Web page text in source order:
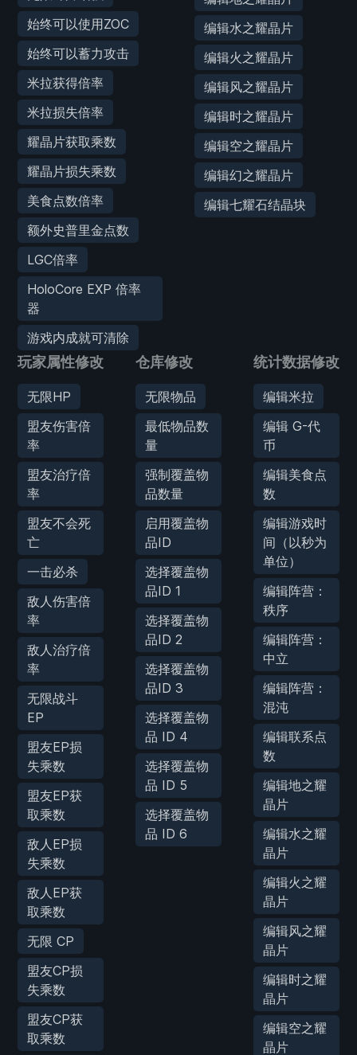
始终可以使用ZOC
始终可以蓄力攻击
米拉获得倍率
米拉损失倍率
耀晶片获取乘数
耀晶片损失乘数
美食点数倍率
额外史普里金点数
LGC倍率
HoloCore EXP 倍率
器
游戏内成就可清除
编辑水之耀晶片
编辑火之耀晶片
编辑风之耀晶片
编辑时之耀晶片
编辑空之耀晶片
编辑幻之耀晶片
编辑七耀石结晶块
玩家属性修改
无限HP
盟友伤害倍
率
盟友治疗倍
率
盟友不会死
亡
一击必杀
敌人伤害倍
率
敌人治疗倍
率
无限战斗
EP
盟友EP损
失乘数
盟友EP获
取乘数
敌人EP损
失乘数
敌人EP获
取乘数
无限 CP
盟友CP损
失乘数
盟友CP获
取乘数
仓库修改
无限物品
最低物品数
量
强制覆盖物
品数量
启用覆盖物
品ID
选择覆盖物
品ID 1
选择覆盖物
品ID 2
选择覆盖物
品ID 3
选择覆盖物
品 ID 4
选择覆盖物
品 ID 5
选择覆盖物
品 ID 6
统计数据修改
编辑米拉
编辑 G-代
币
编辑美食点
数
编辑游戏时
间（以秒为
单位）
编辑阵营：
秩序
编辑阵营：
中立
编辑阵营：
混沌
编辑联系点
数
编辑地之耀
晶片
编辑水之耀
晶片
编辑火之耀
晶片
编辑风之耀
晶片
编辑时之耀
晶片
编辑空之耀
晶片